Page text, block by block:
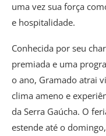
uma vez sua força
e hospitalidade.
Conhecida por seu
premiada e uma
o ano, Gramado atrai
clima ameno e
da Serra Gaúcha. O
estende até o